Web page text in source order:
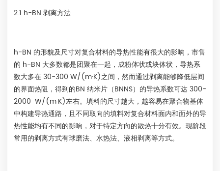
2.1 h-BN 剥离方法
h-BN 的形貌及尺寸对复合材料的导热性能有很大的影响，市售
的 h-BN 大多数都是团聚在一起，成粉体状或块体状，导热系
数大多在 30-300 W/(m·K)之间，然而通过剥离能够降低层间
的界面热阻，得到的BN 纳米片（BNNS）的导热系数可达 300-
2000 W/(m·K)左右。填料的尺寸越大，越容易在聚合物基体
中构建导热通路，且不同取向的填料对复合材料面内和面外的导
热性能均有不同的影响，对于特定方向的散热十分有效。现阶段
常用的剥离方式有球磨法、水热法、液相剥离等方式。